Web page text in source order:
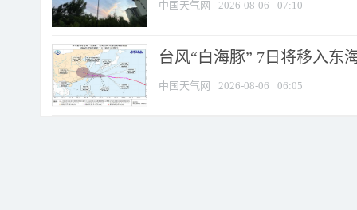
中国天气网 2026-08-06 07:10
台风“白海豚” 7日将移入东
中国天气网 2026-08-06 06:05